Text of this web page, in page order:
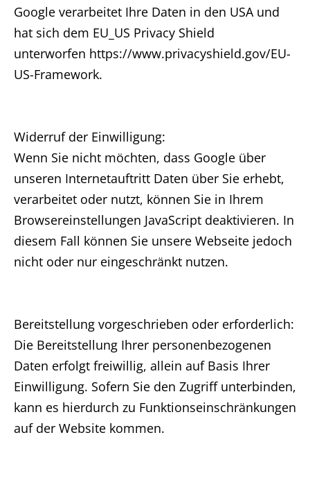
Google verarbeitet Ihre Daten in den USA und
hat sich dem EU_US Privacy Shield
unterworfen https://www.privacyshield.gov/EU-
US-Framework.
Widerruf der Einwilligung:
Wenn Sie nicht möchten, dass Google über
unseren Internetauftritt Daten über Sie erhebt,
verarbeitet oder nutzt, können Sie in Ihrem
Browsereinstellungen JavaScript deaktivieren. In
diesem Fall können Sie unsere Webseite jedoch
nicht oder nur eingeschränkt nutzen.
Bereitstellung vorgeschrieben oder erforderlich:
Die Bereitstellung Ihrer personenbezogenen
Daten erfolgt freiwillig, allein auf Basis Ihrer
Einwilligung. Sofern Sie den Zugriff unterbinden,
kann es hierdurch zu Funktionseinschränkungen
auf der Website kommen.